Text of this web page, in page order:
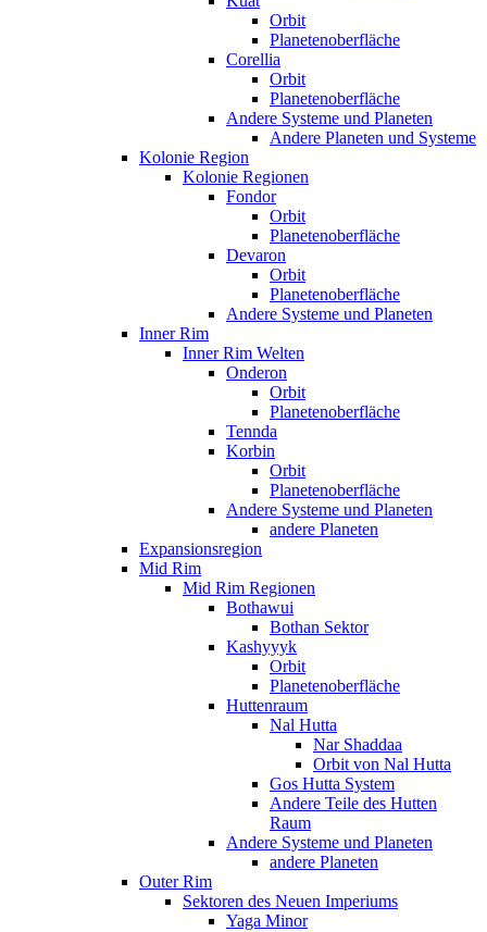
Orbit
Planetenoberfläche
Corellia
Orbit
Planetenoberfläche
Andere Systeme und Planeten
Andere Planeten und Systeme
Kolonie Region
Kolonie Regionen
Fondor
Orbit
Planetenoberfläche
Devaron
Orbit
Planetenoberfläche
Andere Systeme und Planeten
Inner Rim
Inner Rim Welten
Onderon
Orbit
Planetenoberfläche
Tennda
Korbin
Orbit
Planetenoberfläche
Andere Systeme und Planeten
andere Planeten
Expansionsregion
Mid Rim
Mid Rim Regionen
Bothawui
Bothan Sektor
Kashyyyk
Orbit
Planetenoberfläche
Huttenraum
Nal Hutta
Nar Shaddaa
Orbit von Nal Hutta
Gos Hutta System
Andere Teile des Hutten
Raum
Andere Systeme und Planeten
andere Planeten
Outer Rim
Sektoren des Neuen Imperiums
Yaga Minor